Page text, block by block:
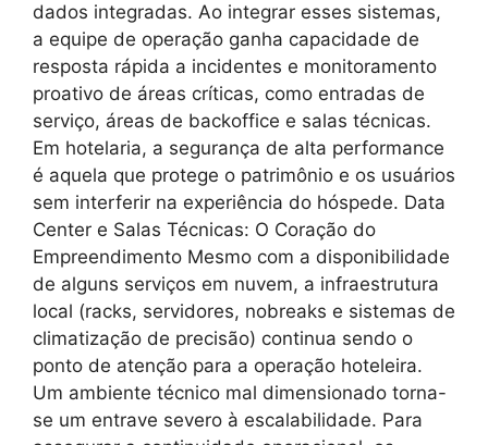
dados integradas. Ao integrar esses sistemas,
a equipe de operação ganha capacidade de
resposta rápida a incidentes e monitoramento
proativo de áreas críticas, como entradas de
serviço, áreas de backoffice e salas técnicas.
Em hotelaria, a segurança de alta performance
é aquela que protege o patrimônio e os usuários
sem interferir na experiência do hóspede. Data
Center e Salas Técnicas: O Coração do
Empreendimento Mesmo com a disponibilidade
de alguns serviços em nuvem, a infraestrutura
local (racks, servidores, nobreaks e sistemas de
climatização de precisão) continua sendo o
ponto de atenção para a operação hoteleira.
Um ambiente técnico mal dimensionado torna-
se um entrave severo à escalabilidade. Para